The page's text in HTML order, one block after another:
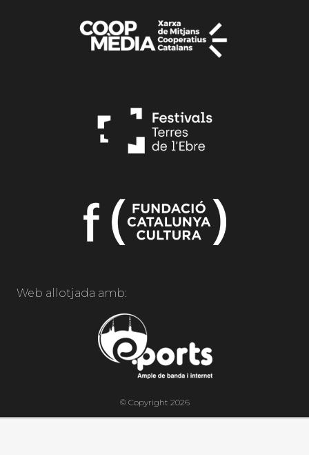
Web allotjada amb:
© Copyright 2026